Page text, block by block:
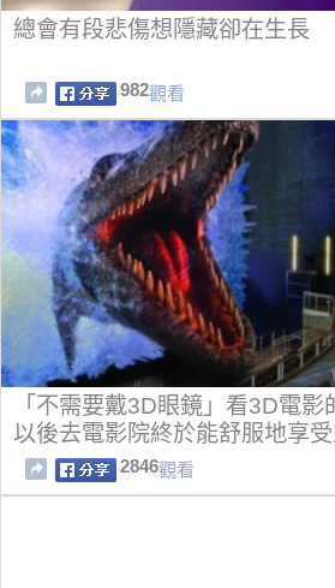
總會有段悲傷想隱藏卻在生長
982觀看
「不需要戴3D眼鏡」看3D電影
以後去電影院終於能舒服地享受
2846觀看